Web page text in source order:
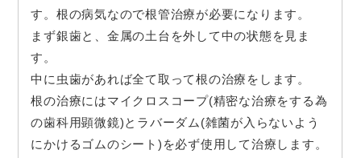
す。根の病気なので根管治療が必要になります。
まず銀歯と、金属の土台を外して中の状態を見ま
す。
中に虫歯があれば全て取って根の治療をします。
根の治療にはマイクロスコープ(精密な治療をする為
の歯科用顕微鏡)とラバーダム(雑菌が入らないよう
にかけるゴムのシート)を必ず使用して治療します。